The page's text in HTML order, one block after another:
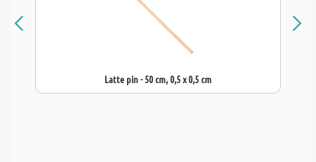
Latte pin - 50 cm, 0,5 x 0,5 cm